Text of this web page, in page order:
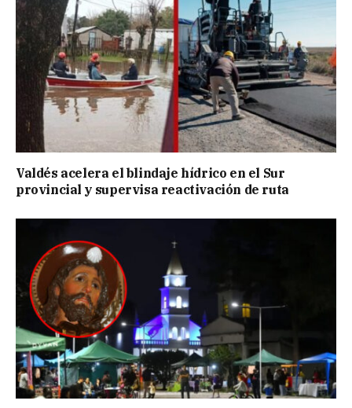
Valdés acelera el blindaje hídrico en el Sur
provincial y supervisa reactivación de ruta